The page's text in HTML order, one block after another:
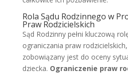
Rola Sądu Rodzinnego w
Praw Rodzicielskich
Sąd Rodzinny pełni kluczową
ograniczania praw
zobowiązany jest do oceny
dziecka. Ograniczenie praw